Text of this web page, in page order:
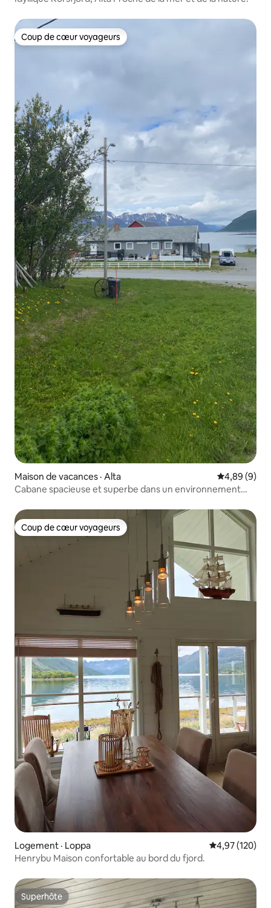
Coup de cœur voyageurs
Coup de cœur voyageurs
Maison de vacances · Alta Note
4,89 (9)
Cabane spacieuse et superbe dans un environnement
Coup de cœur voyageurs
Coup de cœur voyageurs
Logement · Loppa Note
4,97 (120)
Henrybu Maison confortable au bord du fjord.
Superhôte
Superhôte